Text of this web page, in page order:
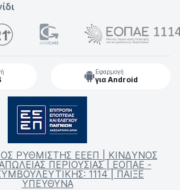
Εφαρμογή
για Android
ΡΥΘΜΙΣΤΗΣ ΕΕΕΠ | ΚΙΝΔΥΝΟΣ
ΠΕΡΙΟΥΣΙΑΣ | ΕΟΠΑΕ -
1114 | ΠΑΙΞΕ
ΥΠΕΥΘΥΝΑ